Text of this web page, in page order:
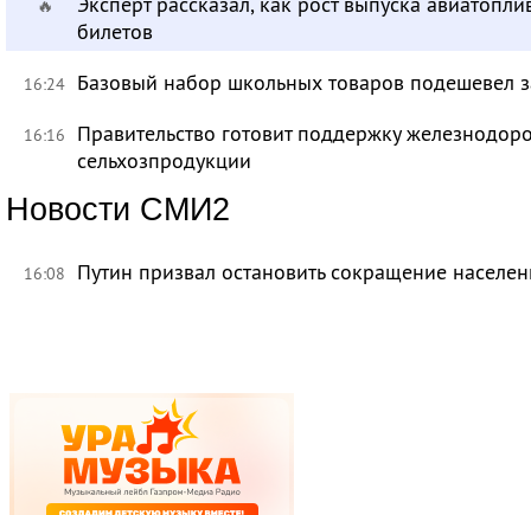
🔥
билетов
16:24 Базовый набор школьных товаров подешевел
16:16
Правительство готовит поддержку
сельхозпродукции
Новости СМИ2
16:08 Путин призвал остановить сокращение